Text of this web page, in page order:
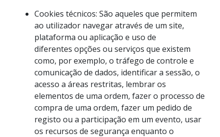
Cookies técnicos: São aqueles que permitem
ao utilizador navegar através de um site,
plataforma ou aplicação e uso de
diferentes opções ou serviços que existem
como, por exemplo, o tráfego de controle e
comunicação de dados, identificar a sessão, o
acesso a áreas restritas, lembrar os
elementos de uma ordem, fazer o processo de
compra de uma ordem, fazer um pedido de
registo ou a participação em um evento, usar
os recursos de segurança enquanto o